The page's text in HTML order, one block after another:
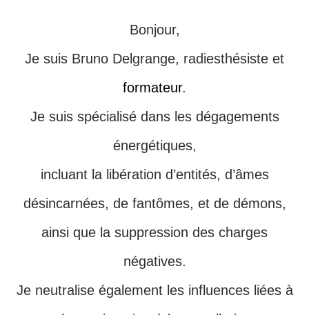
Bonjour,
Je suis Bruno Delgrange, radiesthésiste et
formateur.
Je suis spécialisé dans les dégagements
énergétiques,
incluant la libération d’entités, d’âmes
désincarnées, de fantômes, et de démons,
ainsi que la suppression des charges
négatives.
Je neutralise également les influences liées à